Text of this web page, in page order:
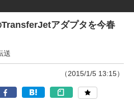
アダプタを今春
送
（2015/1/5 13:15）